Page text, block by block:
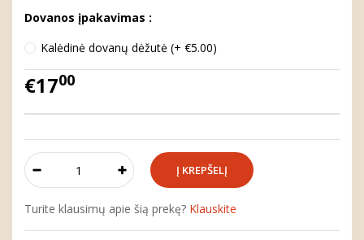
Dovanos įpakavimas :
Kalėdinė dovanų dėžutė (+ €5.00)
€1700
Turite klausimų apie šią prekę? Klauskite